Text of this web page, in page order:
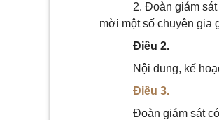
2. Đoàn giám
mời một số chuyên gia
Điều 2.
Nội dung, kế
Điều 3.
Đoàn giám sát